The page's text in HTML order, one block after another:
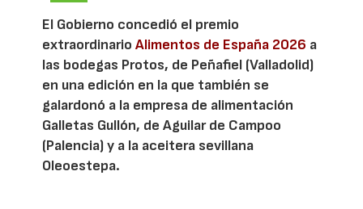
El Gobierno concedió el premio
extraordinarioAlimentos de España 2026 a
las bodegas Protos, de Peñafiel (Valladolid)
en una edición en la que también se
galardonó a la empresa de alimentación
Galletas Gullón, de Aguilar de Campoo
(Palencia) y a la aceitera sevillana
Oleoestepa.